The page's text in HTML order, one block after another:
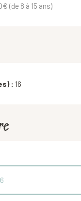
(de 8 à 15 ans)
: 16